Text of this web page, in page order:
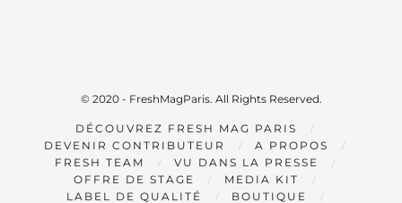
© 2020 - FreshMagParis. All Rights Reserved.
DÉCOUVREZ FRESH MAG PARIS
DEVENIR CONTRIBUTEUR
A PROPOS
FRESH TEAM
VU DANS LA PRESSE
OFFRE DE STAGE
MEDIA KIT
LABEL DE QUALITÉ
BOUTIQUE